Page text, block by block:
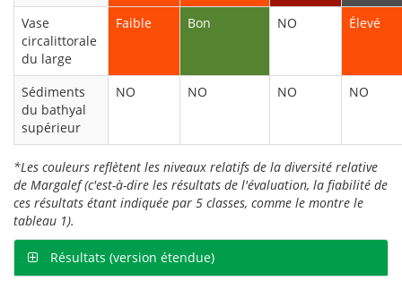
Vase
circalittorale
du large
Faible Bon NO Élevé
Sédiments
du bathyal
supérieur
NO NO NO NO
*Les couleurs reflètent les niveaux relatifs de la diversité relative
de Margalef (c'est-à-dire les résultats de l'évaluation, la fiabilité de
ces résultats étant indiquée par 5 classes, comme le montre le
tableau 1).
Résultats (version étendue)